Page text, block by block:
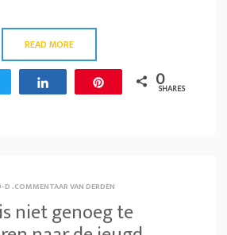
READ MORE
0
SHARES
D.COMMENTAAR VAN DERDEN
niet genoeg te